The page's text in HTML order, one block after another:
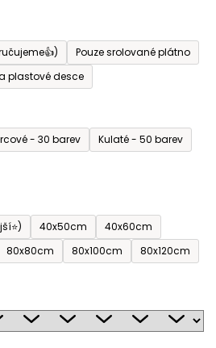
Pouze srolované plátno
plastové desce
- 30 barev
Kulaté - 50 barev
40x50cm
40x60cm
80x80cm 80x100cm 80x120cm